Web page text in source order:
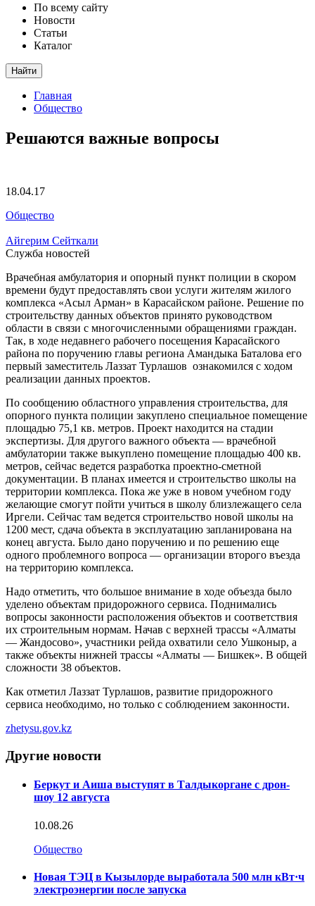
По всему сайту
Новости
Статьи
Каталог
Найти
Главная
Общество
Решаются важные вопросы
18.04.17
Общество
Айгерим Сейткали
Служба новостей
Врачебная амбулатория и опорный пункт полиции в скором
времени будут предоставлять свои услуги жителям жилого
комплекса «Асыл Арман» в Карасайском районе. Решение по
строительству данных объектов принято руководством
области в связи с многочисленными обращениями граждан.
Так, в ходе недавнего рабочего посещения Карасайского
района по поручению главы региона Амандыка Баталова его
первый заместитель Лаззат Турлашов ознакомился с ходом
реализации данных проектов.
По сообщению областного управления строительства, для
опорного пункта полиции закуплено специальное помещение
площадью 75,1 кв. метров. Проект находится на стадии
экспертизы. Для другого важного объекта — врачебной
амбулатории также выкуплено помещение площадью 400 кв.
метров, сейчас ведется разработка проектно-сметной
документации. В планах имеется и строительство школы на
территории комплекса. Пока же уже в новом учебном году
желающие смогут пойти учиться в школу близлежащего села
Иргели. Сейчас там ведется строительство новой школы на
1200 мест, сдача объекта в эксплуатацию запланирована на
конец августа. Было дано поручению и по решению еще
одного проблемного вопроса — организации второго въезда
на территорию комплекса.
Надо отметить, что большое внимание в ходе объезда было
уделено объектам придорожного сервиса. Поднимались
вопросы законности расположения объектов и соответствия
их строительным нормам. Начав с верхней трассы «Алматы
— Жандосово», участники рейда охватили село Ушконыр, а
также объекты нижней трассы «Алматы — Бишкек». В общей
сложности 38 объектов.
Как отметил Лаззат Турлашов, развитие придорожного
сервиса необходимо, но только с соблюдением законности.
zhetysu.gov.kz
Другие новости
Беркут и Аиша выступят в Талдыкоргане с дрон-
шоу 12 августа
10.08.26
Общество
Новая ТЭЦ в Кызылорде выработала 500 млн кВт·ч
электроэнергии после запуска